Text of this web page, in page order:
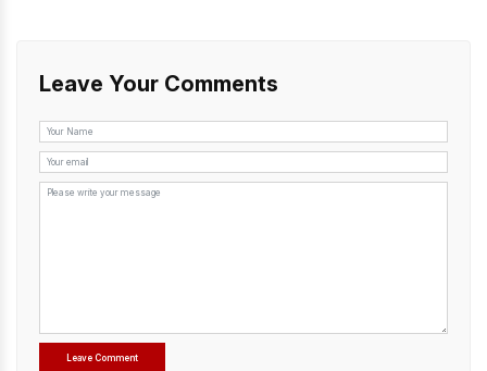
Leave Your Comments